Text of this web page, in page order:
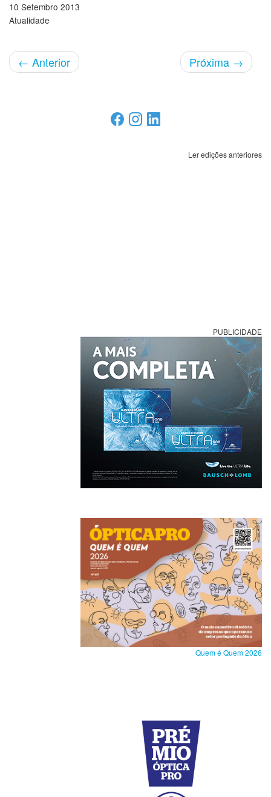
10 Setembro 2013
Atualidade
← Anterior Próxima →
Ler edições anteriores
PUBLICIDADE
Quem é Quem 2026